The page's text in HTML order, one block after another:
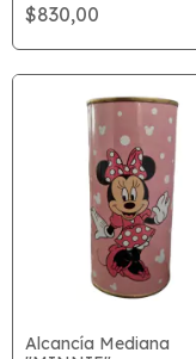
$830,00
Alcancía Mediana